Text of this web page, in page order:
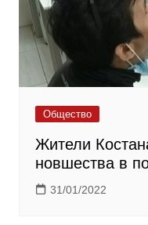
Общество
Жители
новшества в
31/01/2022